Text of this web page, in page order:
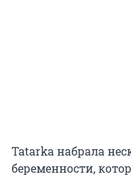
Tatarka набрала
беременности,